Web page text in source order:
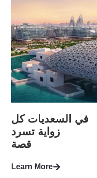
في السعديات كل
زواية تسرد
قصة
Learn More